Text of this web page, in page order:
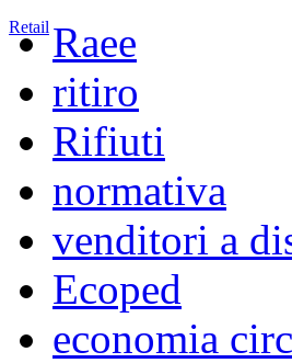
Retail Raee
ritiro
Rifiuti
normativa
venditori a
Ecoped
economia